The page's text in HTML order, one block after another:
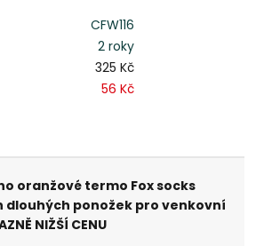
CFW116
2 roky
325 Kč
56 Kč
oranžové termo Fox socks
dlouhých ponožek pro venkovní
NIŽŠÍ CENU